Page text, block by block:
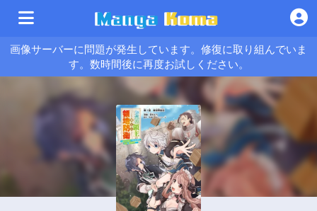
画像サーバーに問題が発生しています。修復に取り組んでいま
す。数時間後に再度お試しください。